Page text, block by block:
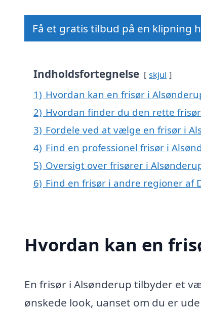
Få et gratis tilbud på en klipning
Indholdsfortegnelse skjul
1) Hvordan kan en frisør i
2) Hvordan finder du den rette
3) Fordele ved at vælge en frisør i
4) Find en professionel frisør i
5) Oversigt over frisører i
6) Find en frisør i andre regioner af
Hvordan kan en
En frisør i Alsønderup tilbyder et
ønskede look, uanset om du er